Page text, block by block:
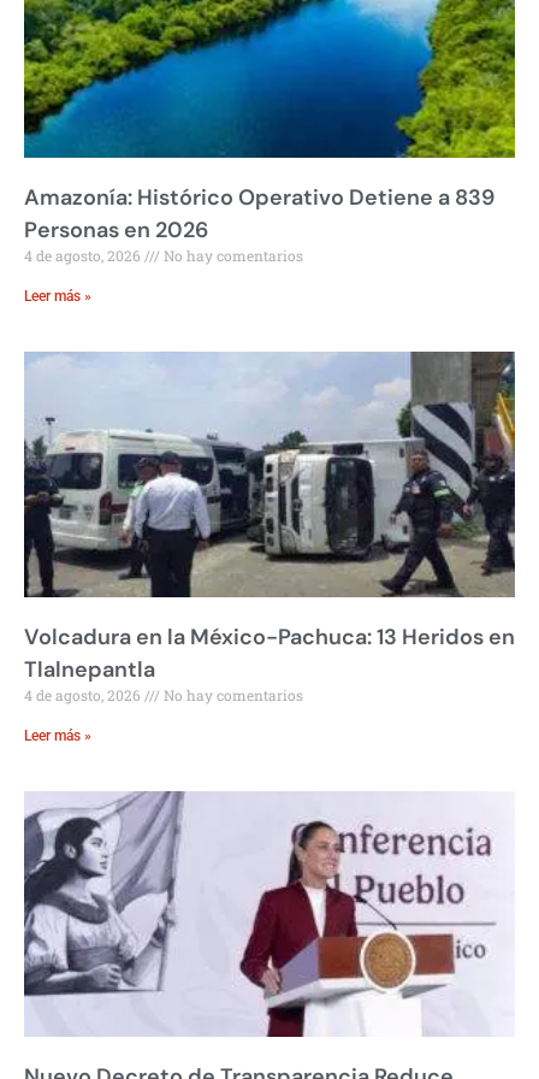
Amazonía: Histórico Operativo Detiene a 839
Personas en 2026
4 de agosto, 2026 No hay comentarios
Leer más »
Volcadura en la México-Pachuca: 13 Heridos en
Tlalnepantla
4 de agosto, 2026 No hay comentarios
Leer más »